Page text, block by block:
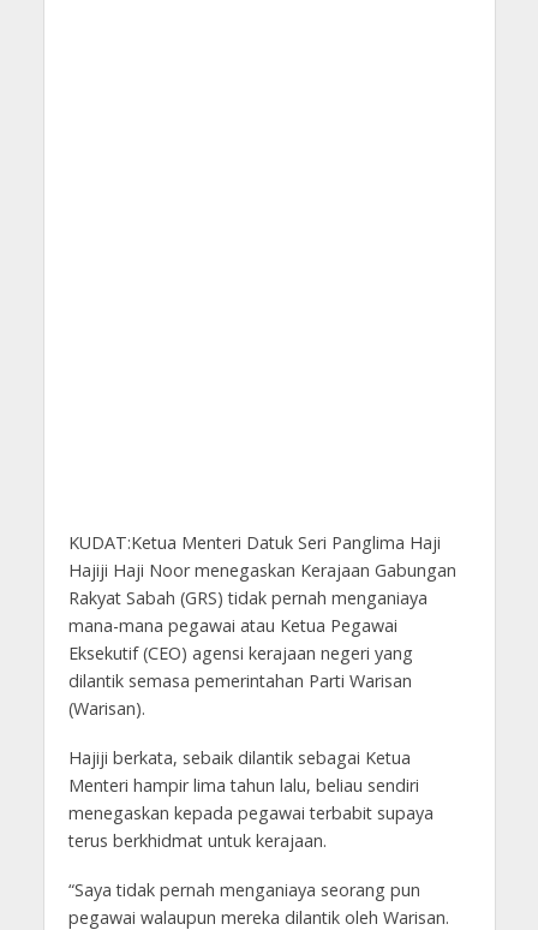
KUDAT:Ketua Menteri Datuk Seri Panglima Haji
Hajiji Haji Noor menegaskan Kerajaan Gabungan
Rakyat Sabah (GRS) tidak pernah menganiaya
mana-mana pegawai atau Ketua Pegawai
Eksekutif (CEO) agensi kerajaan negeri yang
dilantik semasa pemerintahan Parti Warisan
(Warisan).
Hajiji berkata, sebaik dilantik sebagai Ketua
Menteri hampir lima tahun lalu, beliau sendiri
menegaskan kepada pegawai terbabit supaya
terus berkhidmat untuk kerajaan.
“Saya tidak pernah menganiaya seorang pun
pegawai walaupun mereka dilantik oleh Warisan.